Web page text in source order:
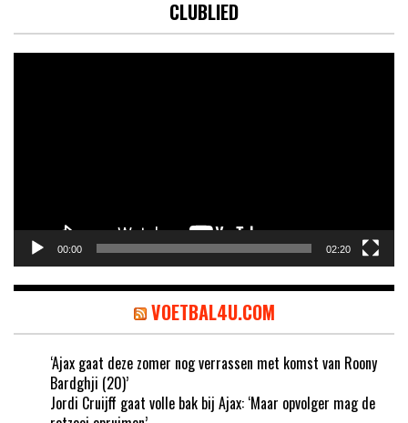
CLUBLIED
00:00 02:20
VOETBAL4U.COM
‘Ajax gaat deze zomer nog verrassen met komst van Roony
Bardghji (20)’
Jordi Cruijff gaat volle bak bij Ajax: ‘Maar opvolger mag de